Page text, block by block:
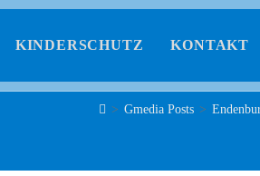
KINDERSCHUTZ KONTAKT
> Gmedia Posts >